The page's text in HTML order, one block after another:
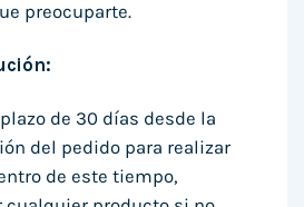
preocuparte.
de 30 días desde la
del pedido para realizar
de este tiempo,